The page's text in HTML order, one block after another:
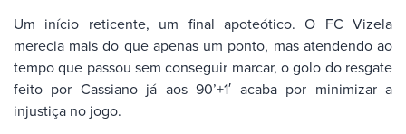
Um início reticente, um final apoteótico. O FC Vizela
merecia mais do que apenas um ponto, mas atendendo ao
tempo que passou sem conseguir marcar, o golo do resgate
feito por Cassiano já aos 90’+1′ acaba por minimizar a
injustiça no jogo.